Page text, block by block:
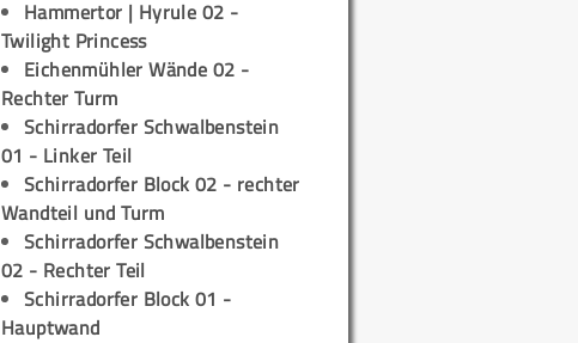
Hammertor | Hyrule 02 -
Twilight Princess
Eichenmühler Wände 02 -
Rechter Turm
Schirradorfer Schwalbenstein
01 - Linker Teil
Schirradorfer Block 02 - rechter
Wandteil und Turm
Schirradorfer Schwalbenstein
02 - Rechter Teil
Schirradorfer Block 01 -
Hauptwand